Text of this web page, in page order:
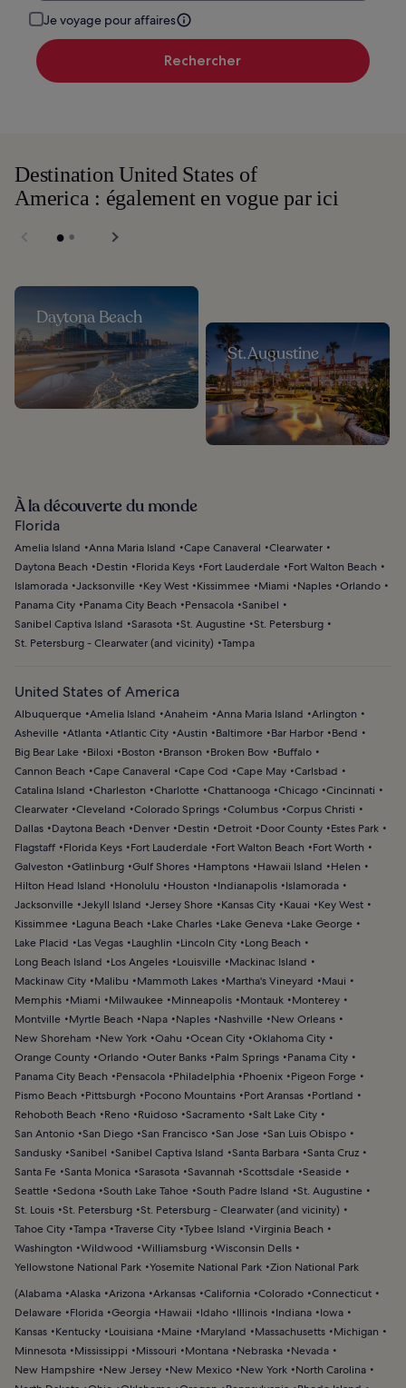
Je voyage pour affaires
Rechercher
Destination United States of
America : également en vogue par ici
Daytona Beach
St. Augustine
À la découverte du monde
Florida
Amelia Island Anna Maria Island Cape Canaveral
Clearwater
Daytona Beach
Destin Florida Keys Fort Lauderdale
Fort Walton Beach
Islamorada Jacksonville Key West Kissimmee Miami Naples Orlando
Panama City
Panama City Beach Pensacola Sanibel
Sanibel Captiva Island
Sarasota St. Augustine St. Petersburg
St. Petersburg - Clearwater (and vicinity)
Tampa
United States of America
Albuquerque Amelia Island Anaheim Anna Maria Island
Arlington
Asheville Atlanta Atlantic City Austin Baltimore Bar Harbor
Bend
Big Bear Lake
Biloxi Boston Branson Broken Bow
Buffalo
Cannon Beach
Cape Canaveral Cape Cod Cape May Carlsbad
Catalina Island
Charleston Charlotte Chattanooga Chicago Cincinnati
Clearwater Cleveland Colorado Springs Columbus Corpus Christi
Dallas
Daytona Beach Denver Destin Detroit Door County
Estes Park
Flagstaff
Florida Keys Fort Lauderdale Fort Walton Beach
Fort Worth
Galveston
Gatlinburg Gulf Shores Hamptons Hawaii Island
Helen
Hilton Head Island
Honolulu Houston Indianapolis
Islamorada
Jacksonville Jekyll Island Jersey Shore Kansas City Kauai
Key West
Kissimmee
Laguna Beach Lake Charles Lake Geneva
Lake George
Lake Placid
Las Vegas Laughlin Lincoln City
Long Beach
Long Beach Island
Los Angeles Louisville
Mackinac Island
Mackinaw City
Malibu Mammoth Lakes Martha's Vineyard
Maui
Memphis
Miami Milwaukee Minneapolis Montauk
Monterey
Montville
Myrtle Beach Napa Naples Nashville
New Orleans
New Shoreham
New York Oahu Ocean City Oklahoma City
Orange County Orlando Outer Banks Palm Springs
Panama City
Panama City Beach
Pensacola Philadelphia Phoenix
Pigeon Forge
Pismo Beach
Pittsburgh Pocono Mountains Port Aransas
Portland
Rehoboth Beach
Reno Ruidoso Sacramento Salt Lake City
San Antonio San Diego San Francisco San Jose San Luis Obispo
Sandusky Sanibel Sanibel Captiva Island Santa Barbara Santa Cruz
Santa Fe Santa Monica Sarasota Savannah Scottsdale Seaside
Seattle Sedona South Lake Tahoe South Padre Island
St. Augustine
St. Louis St. Petersburg St. Petersburg - Clearwater (and vicinity)
Tahoe City Tampa Traverse City Tybee Island
Virginia Beach
Washington
Wildwood Williamsburg Wisconsin Dells
Yellowstone National Park Yosemite National Park Zion National Park
(Alabama Alaska Arizona Arkansas California Colorado Connecticut
Delaware
Florida Georgia Hawaii Idaho Illinois Indiana
Iowa
Kansas
Kentucky Louisiana Maine Maryland Massachusetts
Michigan
Minnesota
Mississippi Missouri Montana Nebraska
Nevada
New Hampshire
New Jersey New Mexico New York
North Carolina